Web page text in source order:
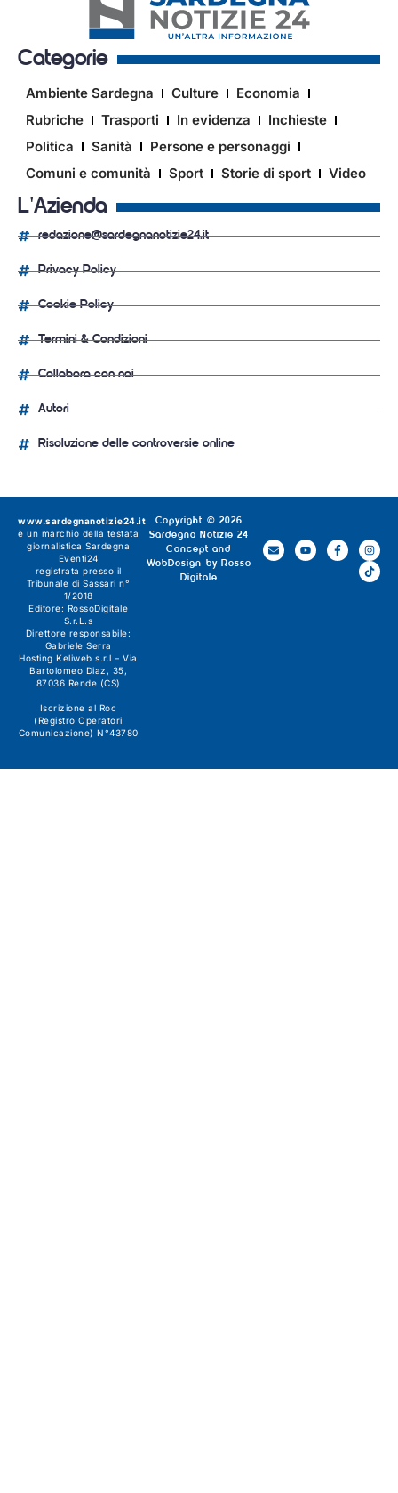
Categorie
Ambiente Sardegna Culture
Economia
Rubriche
Trasporti In evidenza
Inchieste
Politica
Sanità
Persone e personaggi
Comuni e comunità
Sport Storie di sport Video
L'Azienda
redazione@sardegnanotizie24.it
Privacy Policy
Cookie Policy
Termini & Condizioni
Collabora con noi
Autori
Risoluzione delle controversie online
Copyright © 2026
Sardegna Notizie 24
Concept and
WebDesign by Rosso
Digitale
www.sardegnanotizie24.it
è un marchio della testata
giornalistica Sardegna
Eventi24
registrata presso il
Tribunale di Sassari n°
1/2018
Editore: RossoDigitale
S.r.L.s
Direttore responsabile:
Gabriele Serra
Hosting Keliweb s.r.l – Via
Bartolomeo Diaz, 35,
87036 Rende (CS)
Iscrizione al Roc
(Registro Operatori
Comunicazione) N°43780